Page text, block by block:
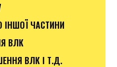
ІНШОЇ ЧАСТИНИ
ВЛК
ВЛК І Т.Д.